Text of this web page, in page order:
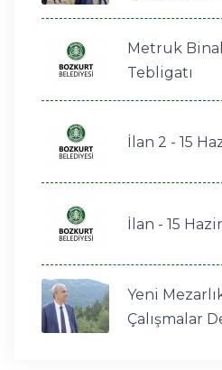
Metruk
Tebligatı
İlan 2 - 15
İlan - 15
Yeni
Çalışmalar